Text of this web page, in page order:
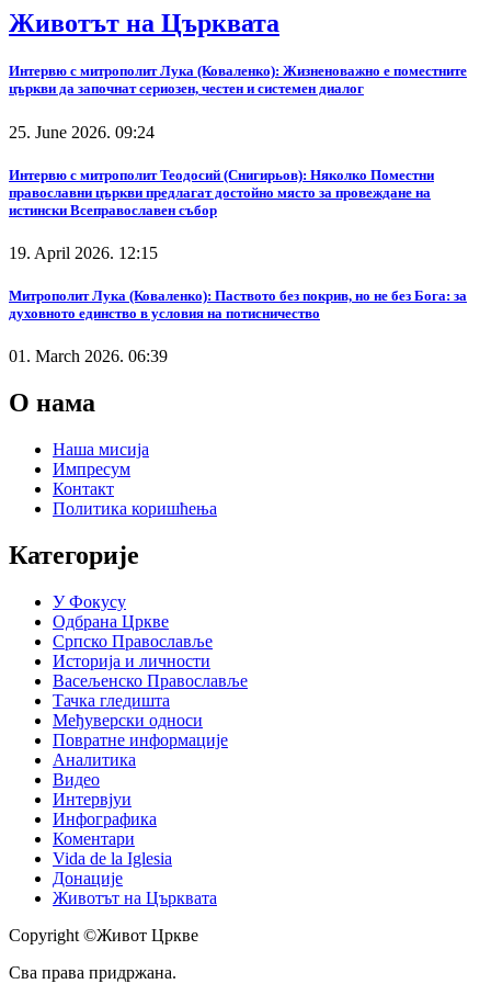
Животът на Църквата
Интервю с митрополит Лука (Коваленко): Жизненоважно е поместните
църкви да започнат сериозен, честен и системен диалог
25. June 2026. 09:24
Интервю с митрополит Теодосий (Снигирьов): Няколко Поместни
православни църкви предлагат достойно място за провеждане на
истински Всеправославен събор
19. April 2026. 12:15
Митрополит Лука (Коваленко): Паството без покрив, но не без Бога: за
духовното единство в условия на потисничество
01. March 2026. 06:39
О нама
Наша мисија
Импресум
Контакт
Политика коришћења
Категорије
У Фокусу
Одбрана Цркве
Српско Православље
Историја и личности
Васељенско Православље
Тачка гледишта
Међуверски односи
Повратне информације
Аналитика
Видео
Интервјуи
Инфографика
Коментари
Vida de la Iglesia
Донације
Животът на Църквата
Copyright ©Живот Цркве
Сва права придржана.